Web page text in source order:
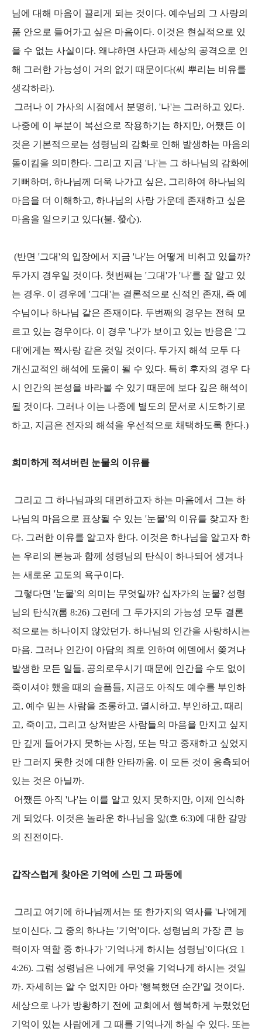
님에 대해 마음이 끌리게 되는 것이다. 예수님의 그 사랑의
품 안으로 들어가고 싶은 마음이다. 이것은 현실적으로 있
을 수 없는 사실이다. 왜냐하면 사단과 세상의 공격으로 인
해 그러한 가능성이 거의 없기 때문이다(씨 뿌리는 비유를
생각하라).
그러나 이 가사의 시점에서 분명히, '나'는 그러하고 있다.
나중에 이 부분이 복선으로 작용하기는 하지만, 어쨌든 이
것은 기본적으로는 성령님의 감화로 인해 발생하는 마음의
돌이킴을 의미한다. 그리고 지금 '나'는 그 하나님의 감화에
기뻐하며, 하나님께 더욱 나가고 싶은, 그리하여 하나님의
마음을 더 이해하고, 하나님의 사랑 가운데 존재하고 싶은
마음을 일으키고 있다(불. 發心).
(반면 '그대'의 입장에서 지금 '나'는 어떻게 비취고 있을까?
두가지 경우일 것이다. 첫번쨰는 '그대'가 '나'를 잘 알고 있
는 경우. 이 경우에 '그대'는 결론적으로 신적인 존재, 즉 예
수님이나 하나님 같은 존재이다. 두번째의 경우는 전혀 모
르고 있는 경우이다. 이 경우 '나'가 보이고 있는 반응은 '그
대'에게는 짝사랑 같은 것일 것이다. 두가지 해석 모두 다
개신교적인 해석에 도움이 될 수 있다. 특히 후자의 경우 다
시 인간의 본성을 바라볼 수 있기 때문에 보다 깊은 해석이
될 것이다. 그러나 이는 나중에 별도의 문서로 시도하기로
하고, 지금은 전자의 해석을 우선적으로 채택하도록 한다.)
희미하게 적셔버린 눈물의 이유를
그리고 그 하나님과의 대면하고자 하는 마음에서 그는 하
나님의 마음으로 표상될 수 있는 '눈물'의 이유를 찾고자 한
다. 그러한 이유를 알고자 한다. 이것은 하나님을 알고자 하
는 우리의 본능과 함께 성령님의 탄식이 하나되어 생겨나
는 새로운 고도의 욕구이다.
그렇다면 '눈물'의 의미는 무엇일까? 십자가의 눈물? 성령
님의 탄식?(롬 8:26) 그런데 그 두가지의 가능성 모두 결론
적으로는 하나이지 않았던가. 하나님의 인간을 사랑하시는
마음. 그러나 인간이 아담의 죄로 인하여 에덴에서 쫒겨나
발생한 모든 일들. 공의로우시기 때문에 인간을 수도 없이
죽이셔야 했을 때의 슬픔들, 지금도 아직도 예수를 부인하
고, 예수 믿는 사람을 조롱하고, 멸시하고, 부인하고, 때리
고, 죽이고, 그리고 상처받은 사람들의 마음을 만지고 싶지
만 깊게 들어가지 못하는 사정, 또는 막고 중재하고 싶었지
만 그러지 못한 것에 대한 안타까움. 이 모든 것이 응측되어
있는 것은 아닐까.
어쨌든 아직 '나'는 이를 알고 있지 못하지만, 이제 인식하
게 되었다. 이것은 놀라운 하나님을 앎(호 6:3)에 대한 갈망
의 진전이다.
갑작스럽게 찾아온 기억에 스민 그 파동에
그리고 여기에 하나님께서는 또 한가지의 역사를 '나'에게
보이신다. 그 중의 하나는 '기억'이다. 성령님의 가장 큰 능
력이자 역할 중 하나가 '기억나게 하시는 성령님'이다(요 1
4:26). 그럼 성령님은 나에게 무엇을 기억나게 하시는 것일
까. 자세히는 알 수 없지만 아마 '행복했던 순간'일 것이다.
세상으로 나가 방황하기 전에 교회에서 행복하게 누렸었던
기억이 있는 사람에게 그 때를 기억나게 하실 수 있다. 또는